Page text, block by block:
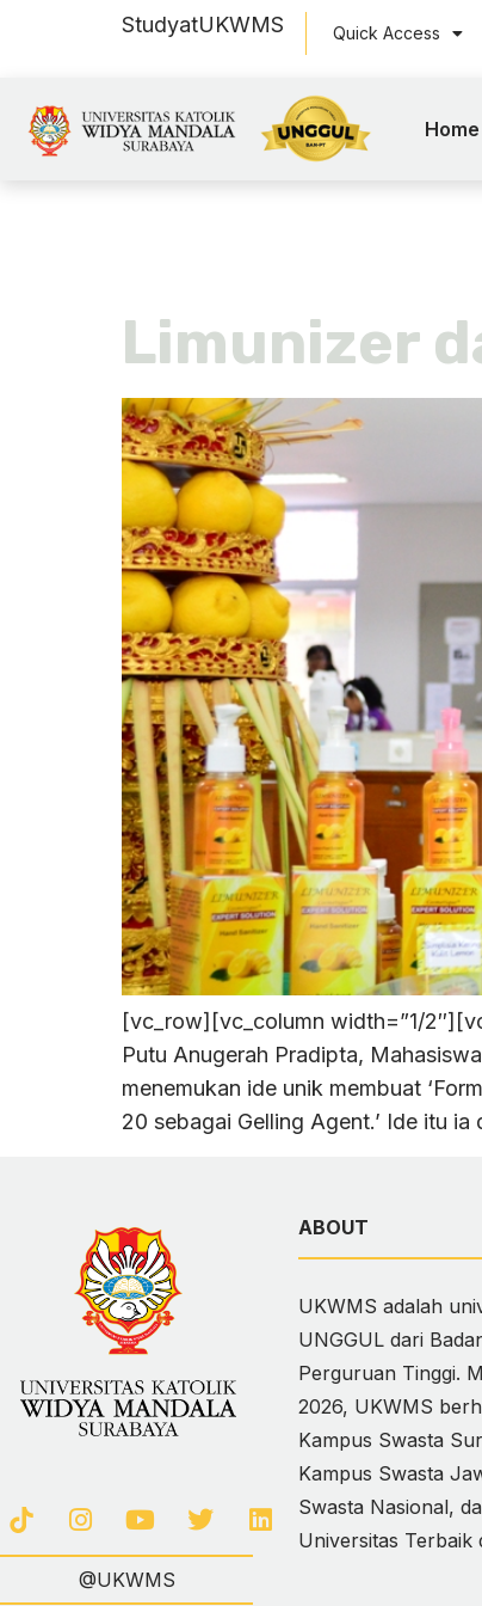
StudyatUKWMS Quick Access
Home
Limunizer
[vc_row][vc_column width=”1/
Putu Anugerah Pradipta,
menemukan ide unik membuat
20 sebagai Gelling Agent.’ Ide itu
@UKWMS
ABOUT
UKWMS adalah
UNGGUL dari
Perguruan Tinggi.
2026, UKWMS
Kampus Swasta
Kampus Swasta
Swasta Nasional,
Universitas Terbaik